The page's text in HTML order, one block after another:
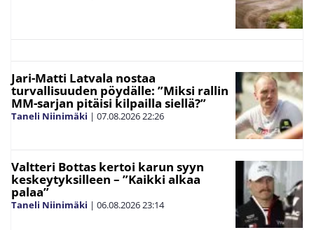
Jari-Matti Latvala nostaa
turvallisuuden pöydälle: ”Miksi rallin
MM-sarjan pitäisi kilpailla siellä?”
Taneli Niinimäki | 07.08.202622:26
Valtteri Bottas kertoi karun syyn
keskeytyksilleen – ”Kaikki alkaa
palaa”
Taneli Niinimäki | 06.08.202623:14